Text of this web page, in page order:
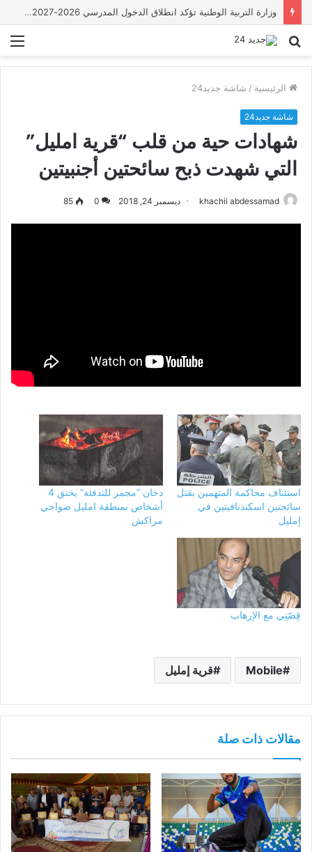
خلاف ينتهي بمقتل شاب في سوق السبت أولاد النمة
بحث
الرئيسية / شاشة جديد24
شاشة جديد24
شهادات حية من قلب “قرية امليل”
التي شهدت ذبح سائحتين أجنبيتين
khachii abdessamad ديسمبر 24, 2018 0
85
استئناف محاكمة المتهمين بقتل
سائحتين اسكندنافيتين في
إمليل
دخان “مجمر للتدفئة” يخنق 4
أشخاص بمنطقة امليل ضواحي
مراكش
قِصّتِي مع الإرهاب
Mobile قرية إمليل
مقالات ذات صلة